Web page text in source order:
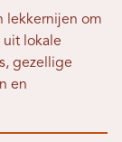
lekkernijen om
lokale
gezellige
en